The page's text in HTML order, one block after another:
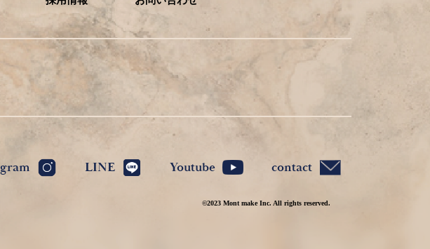
LINE Youtube contact
©2023 Mont make Inc. All rights reserved.